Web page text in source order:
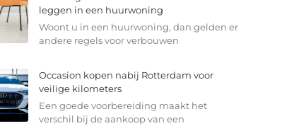
leggen in een huurwoning
Woont u in een huurwoning, dan gelden er
andere regels voor verbouwen
Occasion kopen nabij Rotterdam voor
veilige kilometers
Een goede voorbereiding maakt het
verschil bij de aankoop van een